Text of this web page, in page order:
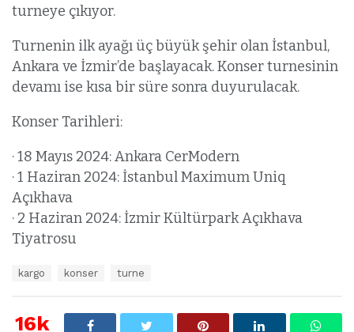
turneye çıkıyor.
Turnenin ilk ayağı üç büyük şehir olan İstanbul,
Ankara ve İzmir’de başlayacak. Konser turnesinin
devamı ise kısa bir süre sonra duyurulacak.
Konser Tarihleri:
· 18 Mayıs 2024: Ankara CerModern
· 1 Haziran 2024: İstanbul Maximum Uniq
Açıkhava
· 2 Haziran 2024: İzmir Kültürpark Açıkhava
Tiyatrosu
kargo konser turne
16k